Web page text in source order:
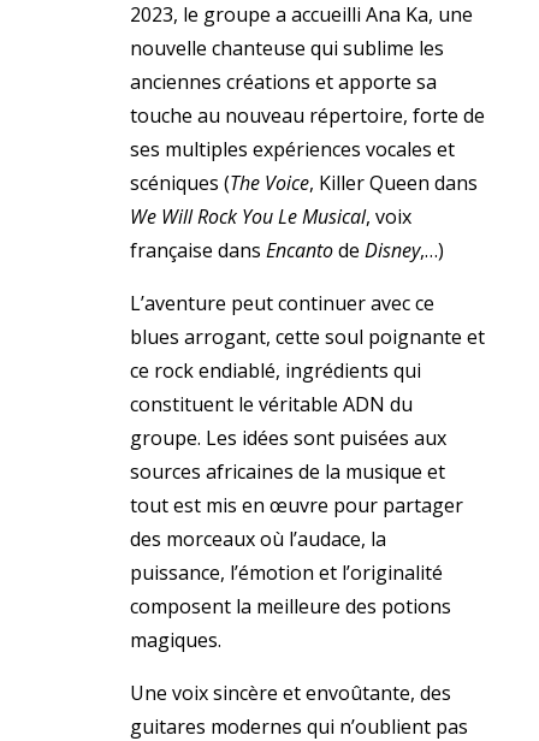
2023, le groupe a accueilli Ana Ka, une
nouvelle chanteuse qui sublime les
anciennes créations et apporte sa
touche au nouveau répertoire, forte de
ses multiples expériences vocales et
scéniques (The Voice, Killer Queen dans
We Will Rock You Le Musical, voix
française dans Encantode Disney,…)
L’aventure peut continuer avec ce
blues arrogant, cette soul poignante et
ce rock endiablé, ingrédients qui
constituent le véritable ADN du
groupe. Les idées sont puisées aux
sources africaines de la musique et
tout est mis en œuvre pour partager
des morceaux où l’audace, la
puissance, l’émotion et l’originalité
composent la meilleure des potions
magiques.
Une voix sincère et envoûtante, des
guitares modernes qui n’oublient pas